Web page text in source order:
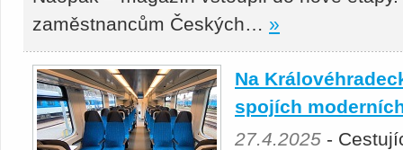
zaměstnancům Českých… »
Na
spojích
27.4.2025 -